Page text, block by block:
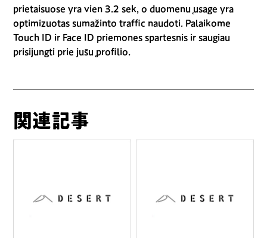
prietaisuose yra vien 3.2 sek, o duomenų usage yra
optimizuotas sumažinto traffic naudoti. Palaikome
Touch ID ir Face ID priemones spartesnis ir saugiau
prisijungti prie jūsų profilio.
関連記事